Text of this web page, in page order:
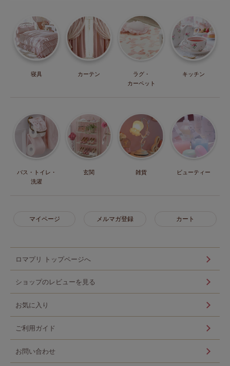
寝具 カーテン
ラグ・
カーペット
キッチン
バス・トイレ・
洗濯
玄関 雑貨 ビューティー
マイページ メルマガ登録 カート
ロマプリ トップページへ
ショップのレビューを見る
お気に入り
ご利用ガイド
お問い合わせ